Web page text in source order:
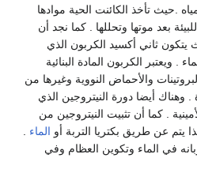
.حيث تأخذ الكائنت الحية موادها
بعد موتها وتحللها . كما نجد أن
يتكون ثاني أكسيد الكربون الذي
ويعتبر الكربون المادة البنائية
والأحماض النووية وغيرها من
. وهناك أيضا دورة النيتروجين الذي
. كما أن تثبيت النيتروجين من
يتم عن طريق بكتريا التربة أو الماء
في الماء وتكوين العظام وفي